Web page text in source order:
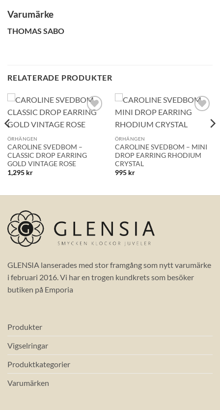
Varumärke
THOMAS SABO
RELATERADE PRODUKTER
önskelistan!
ÖRHÄNGEN
CAROLINE SVEDBOM –
CLASSIC DROP EARRING
GOLD VINTAGE ROSE
1,295 kr
önskelistan!
ÖRHÄNGEN
CAROLINE SVEDBOM – MINI
DROP EARRING RHODIUM
CRYSTAL
995 kr
GLENSIA lanserades med stor framgång som nytt varumärke
i februari 2016. Vi har en trogen kundkrets som besöker
butiken på Emporia
Produkter
Vigselringar
Produktkategorier
Varumärken